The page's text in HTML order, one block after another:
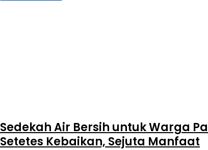
Sedekah Air Bersih untuk Warga
Setetes Kebaikan, Sejuta Manfaat